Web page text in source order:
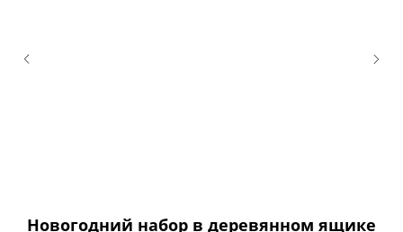
Новогодний набор в деревянном ящике